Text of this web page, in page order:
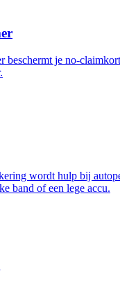
beschermt je no-
wordt hulp bij
band of een lege accu.